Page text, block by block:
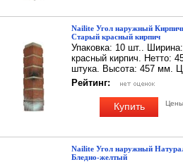
Nailite Угол наружный
Старый красный кирпич
Упаковка: 10 шт..
красный кирпич. Нетто:
штука. Высота: 457 мм.
Рейтинг:
Купить Цены
Nailite Угол наружный
Бледно-желтый